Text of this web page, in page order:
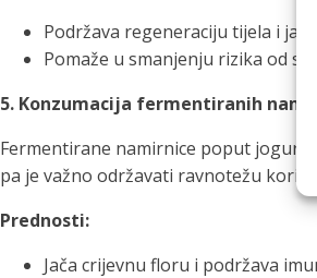
Podržava regeneraciju tijela i
Pomaže u smanjenju rizika od
5. Konzumacija fermentiranih
Fermentirane namirnice poput
pa je važno održavati ravnotežu
Prednosti:
Jača crijevnu floru i podržava